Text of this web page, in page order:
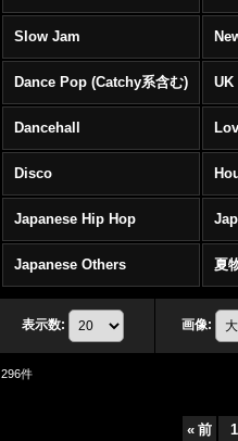
Slow Jam
Dance Pop (Catchy系含む) UK
Dancehall
Disco
Japanese Hip Hop
Japanese Others 夏
表示数: 画像:
296件
« 前 1